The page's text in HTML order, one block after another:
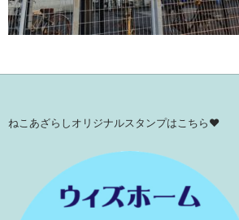
ねこあざらしオリジナルスタンプはこちら♥